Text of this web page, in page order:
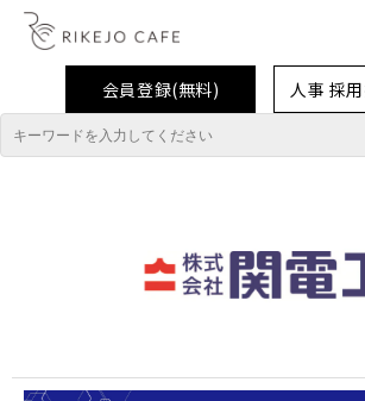
会員登録(無料) 人事 採
企業取材レポート
大学生活